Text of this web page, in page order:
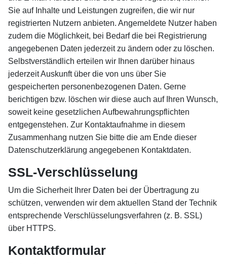
Sie auf Inhalte und Leistungen zugreifen, die wir nur
registrierten Nutzern anbieten. Angemeldete Nutzer haben
zudem die Möglichkeit, bei Bedarf die bei Registrierung
angegebenen Daten jederzeit zu ändern oder zu löschen.
Selbstverständlich erteilen wir Ihnen darüber hinaus
jederzeit Auskunft über die von uns über Sie
gespeicherten personenbezogenen Daten. Gerne
berichtigen bzw. löschen wir diese auch auf Ihren Wunsch,
soweit keine gesetzlichen Aufbewahrungspflichten
entgegenstehen. Zur Kontaktaufnahme in diesem
Zusammenhang nutzen Sie bitte die am Ende dieser
Datenschutzerklärung angegebenen Kontaktdaten.
SSL-Verschlüsselung
Um die Sicherheit Ihrer Daten bei der Übertragung zu
schützen, verwenden wir dem aktuellen Stand der Technik
entsprechende Verschlüsselungsverfahren (z. B. SSL)
über HTTPS.
Kontaktformular